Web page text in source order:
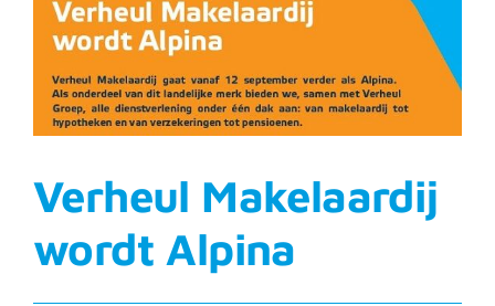
Verheul Makelaardij
wordt Alpina